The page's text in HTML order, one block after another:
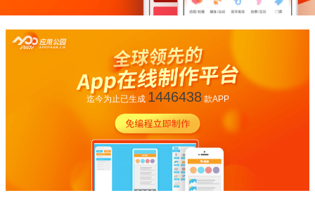
迄今为止已生成 1446438款APP